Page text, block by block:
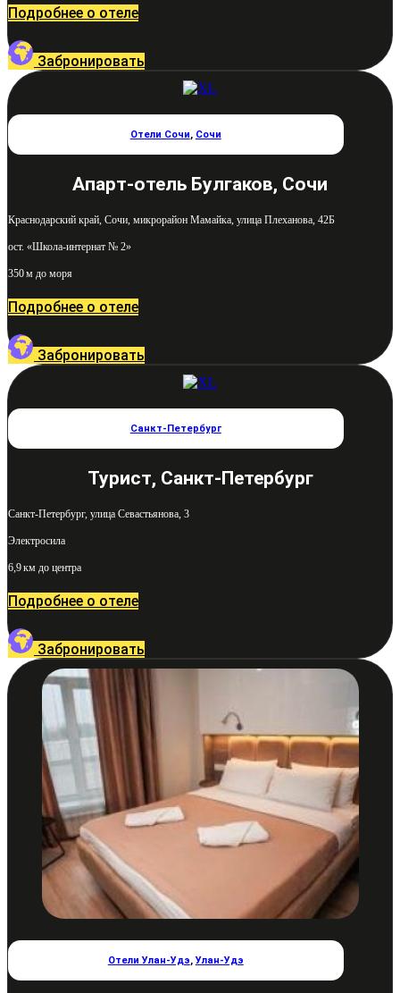
Подробнее о отеле
Забронировать
Отели Сочи, Сочи
Апарт-отель Булгаков, Сочи
Краснодарский край, Сочи, микрорайон Мамайка, улица Плеханова, 42Б
ост. «Школа-интернат № 2»
350 м до моря
Подробнее о отеле
Забронировать
Санкт-Петербург
Турист, Санкт-Петербург
Санкт-Петербург, улица Севастьянова, 3
Электросила
6,9 км до центра
Подробнее о отеле
Забронировать
Отели Улан-Удэ, Улан-Удэ